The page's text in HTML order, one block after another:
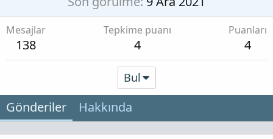
Mesajlar
138
Tepkime puanı
4
Puanları
4
Bul
Gönderiler Hakkında